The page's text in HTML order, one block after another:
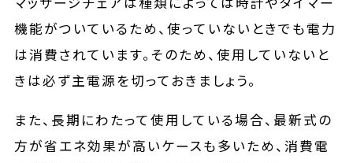
マッサージチェアは種類によっては時計やタイマー
機能がついているため、使っていないときでも電力
は消費されています。そのため、使用していないと
きは必ず主電源を切っておきましょう。
また、長期にわたって使用している場合、最新式の
方が省エネ効果が高いケースも多いため、消費電